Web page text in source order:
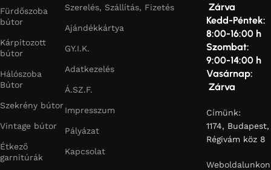
Fürdőszoba
bútor
Kárpitozott
bútor
Hálószoba
Bútor
Szekrény bútor
Vintage bútor
Étkező
garnitúrák
Szerelés, Szállítás, Fizetés
Ajándékkártya
GY.I.K.
Adatkezelés
Á.SZ.F.
Impresszum
Pályázat
Kapcsolat
Zárva
Kedd-Péntek:
8:00-16:00 h
Szombat:
9:00-14:00 h
Vasárnap:
Zárva
Címünk:
1174, Budapest,
Régivám köz 8
Weboldalunkon